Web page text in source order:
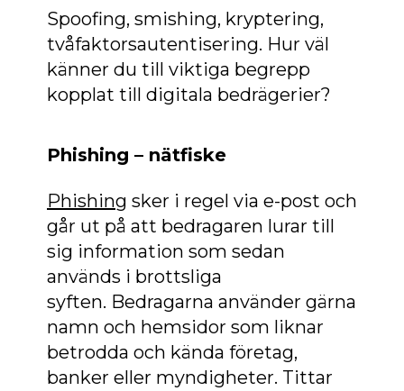
Spoofing, smishing, kryptering,
tvåfaktorsautentisering. Hur väl
känner du till viktiga begrepp
kopplat till digitala bedrägerier?
Phishing – nätfiske
Phishing sker i regel via e-post och
går ut på att bedragaren lurar till
sig information som sedan
används i brottsliga
syften. Bedragarna använder gärna
namn och hemsidor som liknar
betrodda och kända företag,
banker eller myndigheter. Tittar